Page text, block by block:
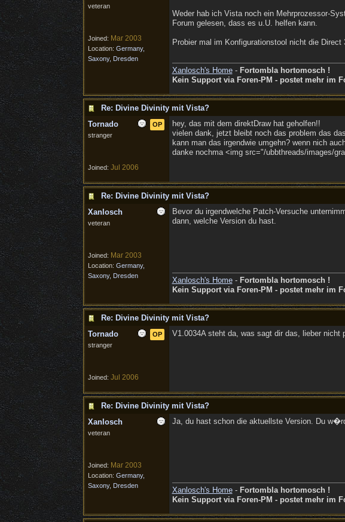
veteran
Joined: Mar 2003
Location: Germany,
Saxony, Dresden
Weder hab ich Vista noch ein Mehrprozessor-
Forum gelesen, dass es u.U. helfen kann.
Probier mal im Konfigurationstool nicht die
Xanlosch's Home- Fortombla hortomosch !
Kein Support via Foren-PM - postet mehr im
Re: Divine Divinity mit Vista?
OP
Tornado
stranger
Joined: Jul 2006
hey, das mit dem direktDraw hat geholfen!!
vielen dank, jetzt bleibt noch das problem das
kann man das irgendwie umgehn? wenn nich
danke nochma <img src="/ubbthreads/images/
Re: Divine Divinity mit Vista?
Xanlosch
veteran
Joined: Mar 2003
Location: Germany,
Saxony, Dresden
Bevor du irgendwelche Patch-Versuche
dann, welche Version du hast.
Xanlosch's Home- Fortombla hortomosch !
Kein Support via Foren-PM - postet mehr im
Re: Divine Divinity mit Vista?
OP
Tornado
stranger
Joined: Jul 2006
V1.0034A steht da, was sagt dir das, lieber nicht
Re: Divine Divinity mit Vista?
Xanlosch
veteran
Joined: Mar 2003
Location: Germany,
Saxony, Dresden
Ja, du hast schon die aktuellste Version. Du
Xanlosch's Home- Fortombla hortomosch !
Kein Support via Foren-PM - postet mehr im